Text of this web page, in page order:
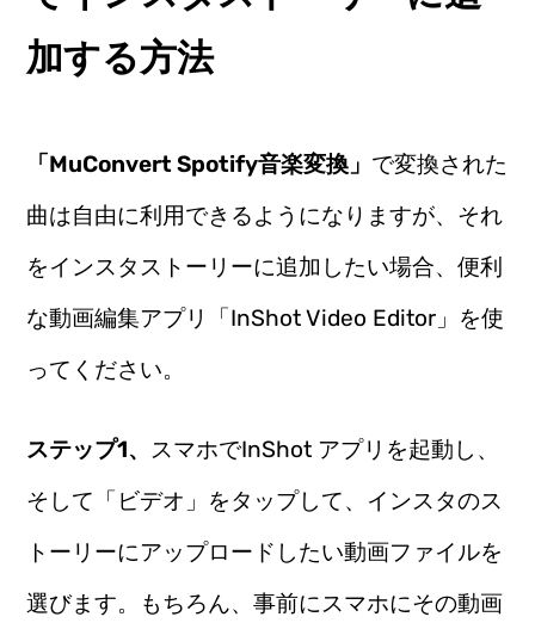
加する方法
「MuConvert Spotify音楽変換」 で変換された
曲は自由に利用できるようになりますが、それ
をインスタストーリーに追加したい場合、便利
な動画編集アプリ「InShot Video Editor」を使
ってください。
ステップ1、
スマホでInShot アプリを起動し、
そして「ビデオ」をタップして、インスタのス
トーリーにアップロードしたい動画ファイルを
選びます。もちろん、事前にスマホにその動画